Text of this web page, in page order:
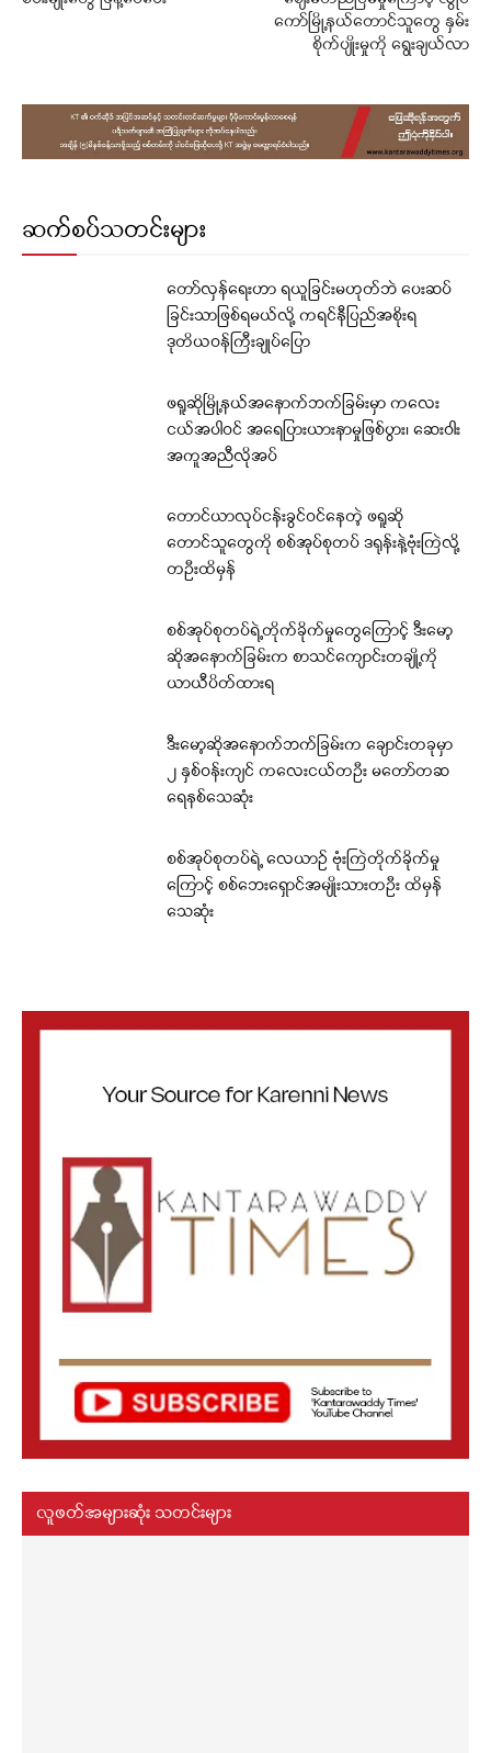
ကော်မြို့နယ်တောင်သူတွေ နှမ်း
စိုက်ပျိုးမှုကို ရွေးချယ်လာ
ဆက်စပ်သတင်းများ
တော်လှန်ရေးဟာ ရယူခြင်းမဟုတ်ဘဲ ပေးဆပ်
ခြင်းသာဖြစ်ရမယ်လို့ ကရင်နီပြည်အစိုးရ
ဒုတိယဝန်ကြီးချုပ်ပြော
ဖရူဆိုမြို့နယ်အနောက်ဘက်ခြမ်းမှာ ကလေး
ငယ်အပါဝင် အရေပြားယားနာမှုဖြစ်ပွား၊ ဆေးဝါး
အကူအညီလိုအပ်
တောင်ယာလုပ်ငန်းခွင်ဝင်နေတဲ့ ဖရူဆို
တောင်သူတွေကို စစ်အုပ်စုတပ် ဒရုန်းနဲ့ဗုံးကြဲလို့
တဦးထိမှန်
စစ်အုပ်စုတပ်ရဲ့တိုက်ခိုက်မှုတွေကြောင့် ဒီးမော့
ဆိုအနောက်ခြမ်းက စာသင်ကျောင်းတချို့ကို
ယာယီပိတ်ထားရ
ဒီးမော့ဆိုအနောက်ဘက်ခြမ်းက ချောင်းတခုမှာ
၂ နှစ်ဝန်းကျင် ကလေးငယ်တဦး မတော်တဆ
ရေနစ်သေဆုံး
စစ်အုပ်စုတပ်ရဲ့ လေယာဉ် ဗုံးကြဲတိုက်ခိုက်မှု
ကြောင့် စစ်ဘေးရှောင်အမျိုးသားတဦး ထိမှန်
သေဆုံး
လူဖတ်အများဆုံး သတင်းများ